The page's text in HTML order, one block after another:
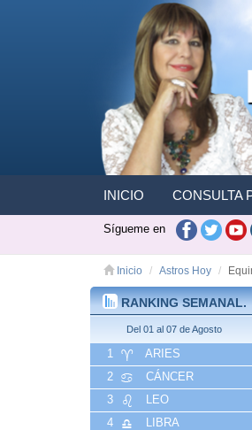
INICIO CONSULTA
Sígueme en
Inicio Astros Hoy
RANKING SEMANAL.
Del 01 al 07 de Agosto
1
ARIES
2
CÁNCER
3
LEO
4
LIBRA